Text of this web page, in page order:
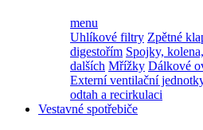
menu
Uhlíkové filtry Zpětné
digestořím Spojky,
dalších Mřížky Dálkové
Externí ventilační
odtah a recirkulaci
Vestavné spotřebiče